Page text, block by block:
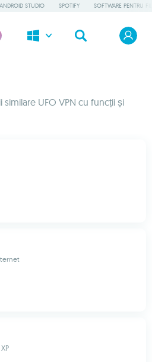
ANDROID STUDIO SPOTIFY SOFTWARE PENTRU
UFO VPN cu funcții și